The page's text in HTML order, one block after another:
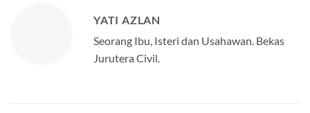
YATI AZLAN
Seorang Ibu, Isteri dan Usahawan. Bekas
Jurutera Civil.